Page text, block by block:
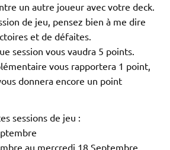
un autre joueur avec votre deck.
de jeu, pensez bien à me dire
et de défaites.
session vous vaudra 5 points.
vous rapportera 1 point,
donnera encore un point
sessions de jeu :
au mercredi 18 Septembre